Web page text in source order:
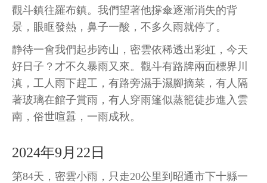
觀斗鎮往羅布鎮。我們望著他撐傘逐漸消失的背
景，眼眶發熱，鼻子一酸，不多久雨就停了。
静待一會我們起步跨山，密雲依稀透出彩虹，今天
好日子？才不久暴雨又來。觀斗有路牌兩面標界川
滇，工人雨下趕工，有路旁濕手濕腳摘菜，有人隔
著玻璃在館子賞雨，有人穿雨篷似蒸籠徒步進入雲
南，俗世喧囂，一雨成秋。
2024年9月22日
第84天，密雲小雨，只走20公里到昭通市下十縣一